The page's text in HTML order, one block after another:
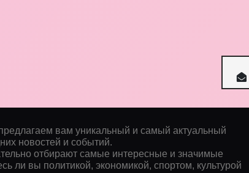
вам уникальный и самый актуальный
новостей и событий.
отбирают самые интересные и значимые
ли вы политикой, экономикой, спортом, культурой